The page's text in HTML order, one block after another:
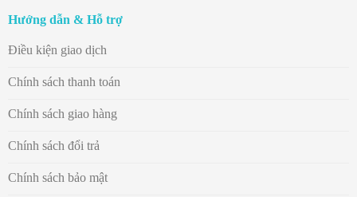
Hướng dẫn & Hỗ trợ
Điều kiện giao dịch
Chính sách thanh toán
Chính sách giao hàng
Chính sách đổi trả
Chính sách bảo mật